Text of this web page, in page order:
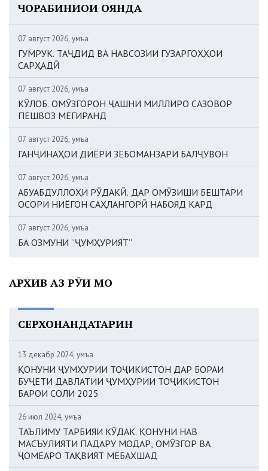
ЧОРАБИНИҲОИ ОЯНДА
07 август 2026, Ҷумъа
ГУМРУК. ТАҶДИД ВА НАВСОЗИИ ГУЗАРГОҲҲОИ
САРҲАДӢ
07 август 2026, Ҷумъа
КӮЛОБ. ОМӮЗГОРОН ҶАШНИ МИЛЛИРО САЗОВОР
ПЕШВОЗ МЕГИРАНД
07 август 2026, Ҷумъа
ГАНҶИНАҲОИ ДИЁРИ ЗЕБОМАНЗАРИ БАЛҶУВОН
07 август 2026, Ҷумъа
АБУАБДУЛЛОҲИ РӮДАКӢ. ДАР ОМӮЗИШИ БЕШТАРИ
ОСОРИ НИЁГОН САҲЛАНГОРӢ НАБОЯД КАРД
07 август 2026, Ҷумъа
БА ОЗМУНИ “ҶУМҲУРИЯТ”
АРХИВ АЗ РӮИ МОҲ
СЕРХОНАНДАТАРИН
13 декабр 2024, Ҷумъа
ҚОНУНИ ҶУМҲУРИИ ТОҶИКИСТОН ДАР БОРАИ
БУҶЕТИ ДАВЛАТИИ ҶУМҲУРИИ ТОҶИКИСТОН
БАРОИ СОЛИ 2025
26 июл 2024, Ҷумъа
ТАЪЛИМУ ТАРБИЯИ КӮДАК. ҚОНУНИ НАВ
МАСЪУЛИЯТИ ПАДАРУ МОДАР, ОМӮЗГОР ВА
ҶОМЕАРО ТАҚВИЯТ МЕБАХШАД